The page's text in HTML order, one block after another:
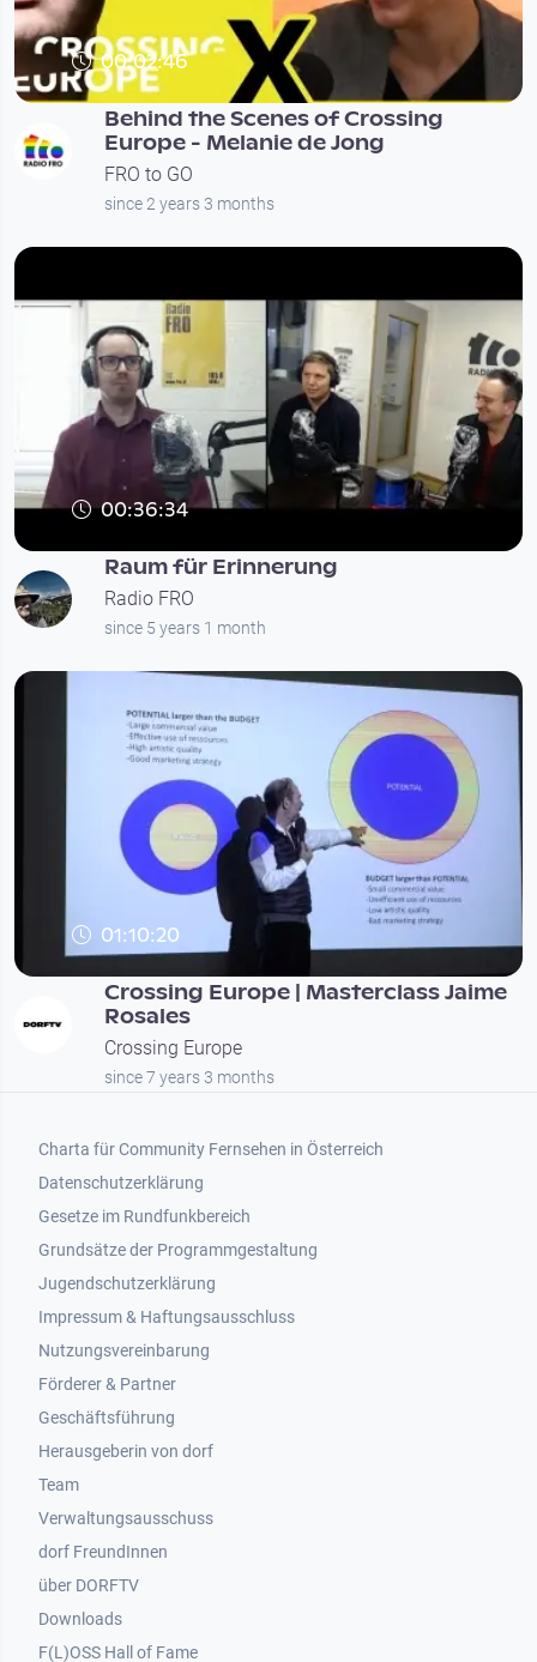
00:02:46
Behind the Scenes of Crossing
Europe - Melanie de Jong
FRO to GO
since 2 years 3 months
00:36:34
Raum für Erinnerung
Radio FRO
since 5 years 1 month
01:10:20
Crossing Europe | Masterclass Jaime
Rosales
Crossing Europe
since 7 years 3 months
Footer 1
Charta für Community Fernsehen in Österreich
Datenschutzerklärung
Gesetze im Rundfunkbereich
Grundsätze der Programmgestaltung
Jugendschutzerklärung
Impressum & Haftungsausschluss
Nutzungsvereinbarung
Footer 2
Förderer & Partner
Geschäftsführung
Herausgeberin von dorf
Team
Verwaltungsausschuss
dorf FreundInnen
Footer 3
über DORFTV
Downloads
F(L)OSS Hall of Fame